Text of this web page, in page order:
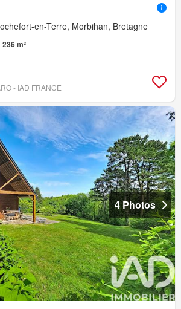
en-Terre, Morbihan, Bretagne
236 m²
- IAD FRANCE
4 Photos